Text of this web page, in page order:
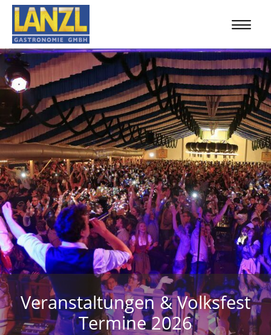
Veranstaltungen & Volksfest
Termine 2026